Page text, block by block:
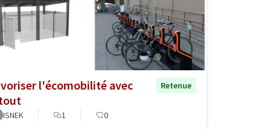
l'écomobilité avec
Retenue
ISNEK 1 0